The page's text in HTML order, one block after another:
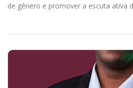
de gênero e promover a escuta ativa